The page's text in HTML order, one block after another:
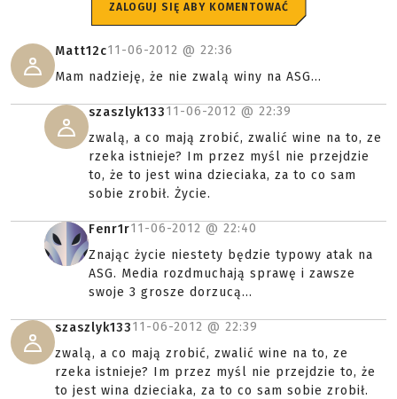
ZALOGUJ SIĘ ABY KOMENTOWAĆ
Matt12c11-06-2012 @ 22:36
Mam nadzieję, że nie zwalą winy na ASG...
szaszlyk13311-06-2012 @ 22:39
zwalą, a co mają zrobić, zwalić wine na to, ze
rzeka istnieje? Im przez myśl nie przejdzie
to, że to jest wina dzieciaka, za to co sam
sobie zrobił. Życie.
Fenr1r11-06-2012 @ 22:40
Znając życie niestety będzie typowy atak na
ASG. Media rozdmuchają sprawę i zawsze
swoje 3 grosze dorzucą...
szaszlyk13311-06-2012 @ 22:39
zwalą, a co mają zrobić, zwalić wine na to, ze
rzeka istnieje? Im przez myśl nie przejdzie to, że
to jest wina dzieciaka, za to co sam sobie zrobił.